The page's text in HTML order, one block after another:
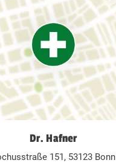
Dr. Hafner
151, 53123 Bonn